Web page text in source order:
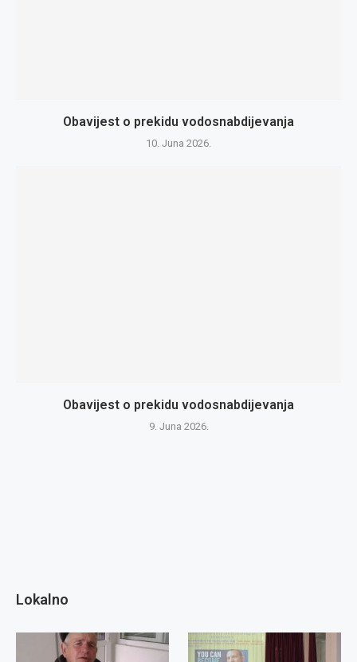
Obavijest o prekidu vodosnabdijevanja
10. Juna 2026.
Obavijest o prekidu vodosnabdijevanja
9. Juna 2026.
Lokalno